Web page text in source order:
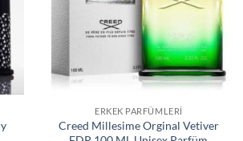
ERKEK PARFÜMLERI
Creed Millesime Orginal Vetiver